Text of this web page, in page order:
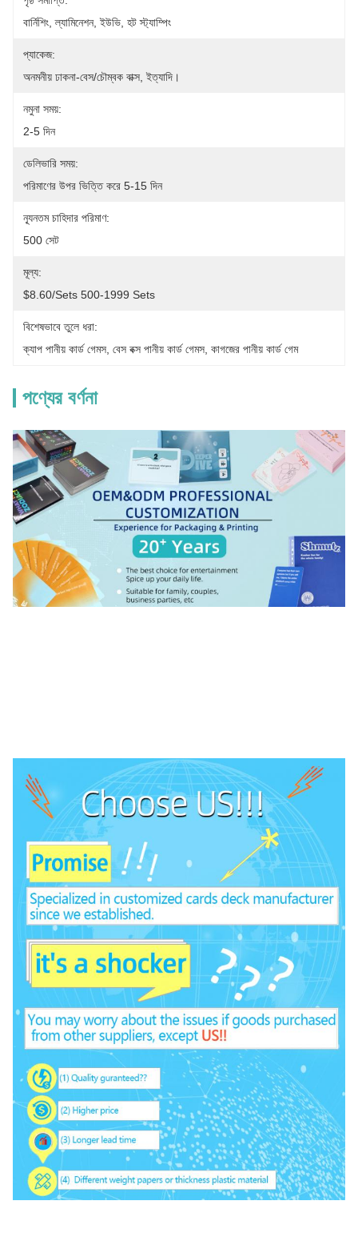
বার্নিশিং, ল্যামিনেশন, ইউভি, হট স্ট্যাম্পিং
প্যাকেজ:
অনমনীয় ঢাকনা-বেস/চৌম্বক বাক্স, ইত্যাদি।
নমুনা সময়:
2-5 দিন
ডেলিভারি সময়:
পরিমাণের উপর ভিত্তি করে 5-15 দিন
ন্যূনতম চাহিদার পরিমাণ:
500 সেট
মূল্য:
$8.60/sets 500-1999 Sets
বিশেষভাবে তুলে ধরা:
ক্যাপ পানীয় কার্ড গেমস বেস বক্স পানীয় কার্ড গেমস কাগজের পানীয় কার্ড গেম
পণ্যের বর্ণনা